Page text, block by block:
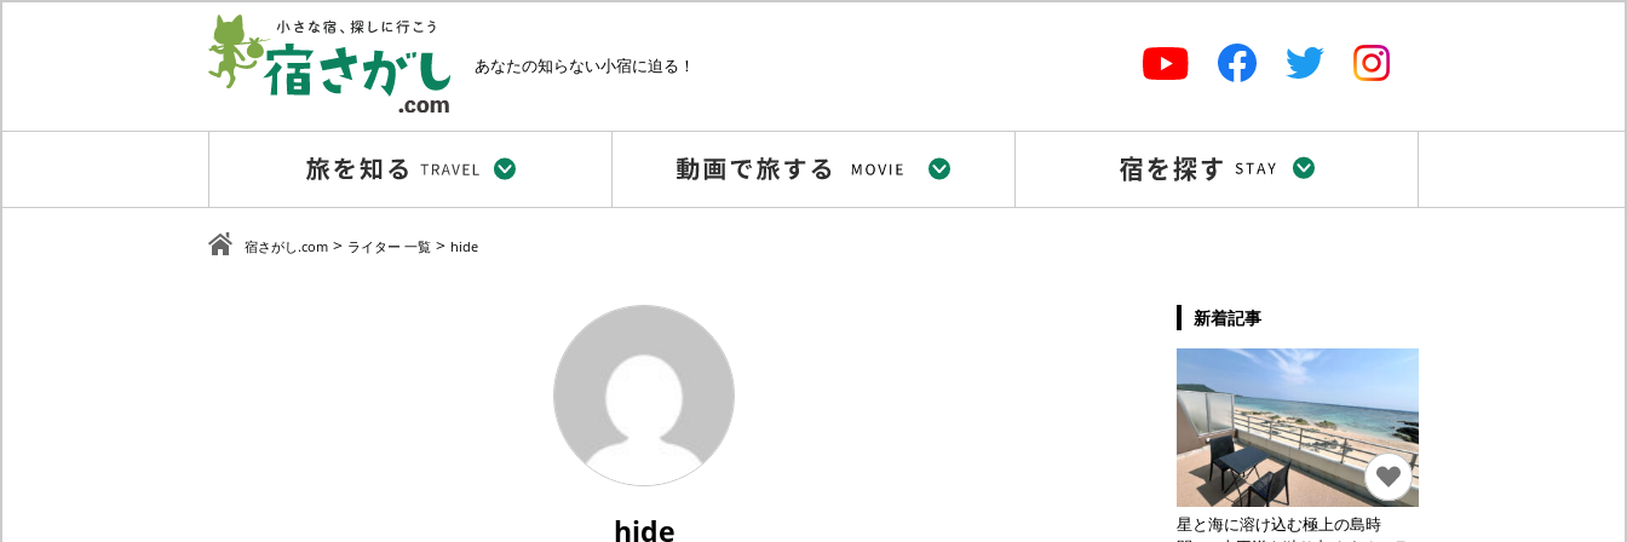
あなたの知らない小宿に迫る！
宿さがし.com > ライター 一覧 > hide
hide
新着記事
星と海に溶け込む極上の島時